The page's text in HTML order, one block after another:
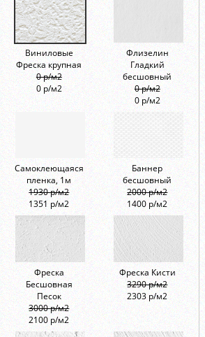
Виниловые
Фреска крупная
0 р/м2
0 р/м2
Флизелин
Гладкий
бесшовный
0 р/м2
0 р/м2
Самоклеющаяся
пленка, 1м
1930 р/м2
1351 р/м2
Баннер
бесшовный
2000 р/м2
1400 р/м2
Фреска
Бесшовная
Песок
3000 р/м2
2100 р/м2
Фреска Кисти
3290 р/м2
2303 р/м2